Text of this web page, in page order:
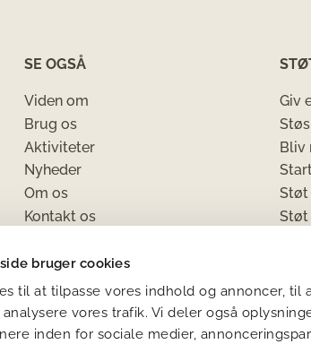
bruger cookies
til at tilpasse vores indhold og annoncer, til
vores trafik. Vi deler også
inden for sociale medier,
SE OGSÅ
Viden om
Brug os
Aktiviteter
Nyheder
Om os
Kontakt os
Handelsbetingelser
Giv
Bliv
Støt
Støt